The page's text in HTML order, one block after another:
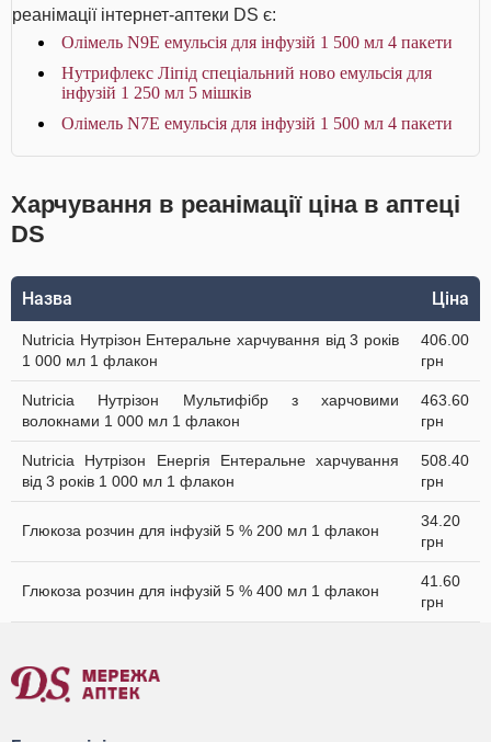
реанімації інтернет-аптеки DS є:
Олімель N9E емульсія для інфузій 1 500 мл 4 пакети
Нутрифлекс Ліпід спеціальний ново емульсія для
інфузій 1 250 мл 5 мішків
Олімель N7E емульсія для інфузій 1 500 мл 4 пакети
Харчування в реанімації ціна в аптеці
DS
Назва Ціна
Nutricia Нутрізон Ентеральне харчування від 3 років
1 000 мл 1 флакон
406.00
грн
Nutricia Нутрізон Мультифібр з харчовими
волокнами 1 000 мл 1 флакон
463.60
грн
Nutricia Нутрізон Енергія Ентеральне харчування
від 3 років 1 000 мл 1 флакон
508.40
грн
Глюкоза розчин для інфузій 5 % 200 мл 1 флакон
34.20
грн
Глюкоза розчин для інфузій 5 % 400 мл 1 флакон
41.60
грн